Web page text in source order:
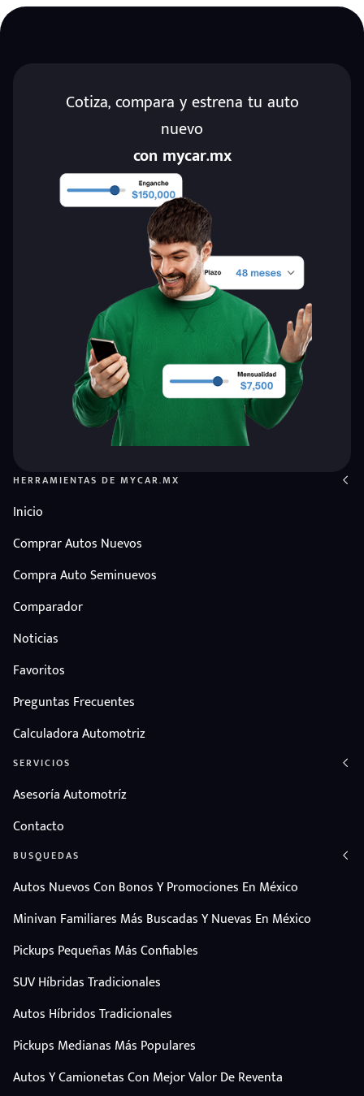
Cotiza, compara y estrena tu auto
nuevo
con mycar.mx
HERRAMIENTAS DE MYCAR.MX
Inicio
Comprar Autos Nuevos
Compra Auto Seminuevos
Comparador
Noticias
Favoritos
Preguntas Frecuentes
Calculadora Automotriz
SERVICIOS
Asesoría Automotríz
Contacto
BUSQUEDAS
Autos Nuevos Con Bonos Y Promociones En México
Minivan Familiares Más Buscadas Y Nuevas En México
Pickups Pequeñas Más Confiables
SUV Híbridas Tradicionales
Autos Híbridos Tradicionales
Pickups Medianas Más Populares
Autos Y Camionetas Con Mejor Valor De Reventa